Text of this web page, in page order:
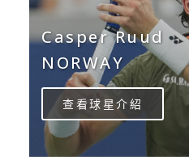
Casper Ruud
NORWAY
查看球星介紹